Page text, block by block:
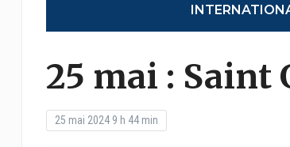
25 mai : Saint
25 mai 2024 9 h 44 min